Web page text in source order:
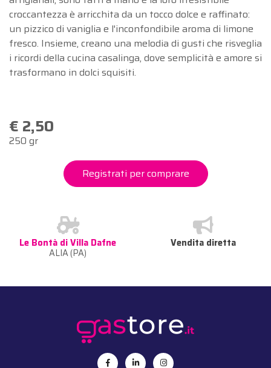
croccantezza è arricchita da un tocco dolce e raffinato:
un pizzico di vaniglia e l'inconfondibile aroma di limone
fresco. Insieme, creano una melodia di gusti che risveglia
i ricordi della cucina casalinga, dove semplicità e amore si
trasformano in dolci squisiti.
€ 2,50
250 gr
Registrati per comprare
Le Bontà di Villa Dafne
ALIA (PA)
Vendita diretta